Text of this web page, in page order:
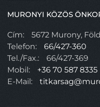
MURONYI KÖZÖS
Cím:
5672 Murony,
Telefon:
66/427-360
Tel./Fax.:
66/427-369
Mobil:
+36 70 587 8335
E-Mail: